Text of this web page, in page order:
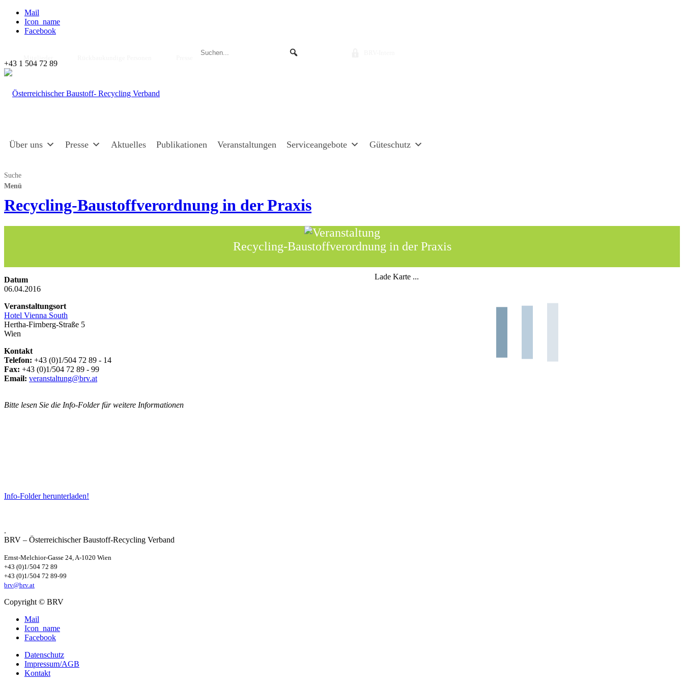
Mail
Icon_name
Facebook
+43 1 504 72 89
Über uns Presse Aktuelles Publikationen Veranstaltungen Serviceangebote Güteschutz
Suche
Menü
Recycling-Baustoffverordnung in der Praxis
Recycling-Baustoffverordnung in der Praxis
Lade Karte ...
Datum
06.04.2016
Veranstaltungsort
Hotel Vienna South
Hertha-Firnberg-Straße 5
Wien
Kontakt
Telefon: +43 (0)1/504 72 89 - 14
Fax: +43 (0)1/504 72 89 - 99
Email: veranstaltung@brv.at
Bitte lesen Sie die Info-Folder für weitere Informationen
Info-Folder herunterladen!
.
BRV – Österreichischer Baustoff-Recycling Verband
Ernst-Melchior-Gasse 24, A-1020 Wien
+43 (0)1/504 72 89
+43 (0)1/504 72 89-99
brv@brv.at
Copyright © BRV
Mail
Icon_name
Facebook
Datenschutz
Impressum/AGB
Kontakt